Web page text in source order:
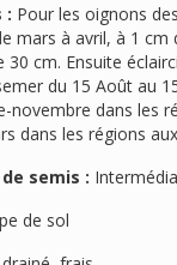
: Pour les oignons
mars à avril, à 1 cm
30 cm. Ensuite
du 15 Août au
novembre dans les
dans les régions
semis :
de sol